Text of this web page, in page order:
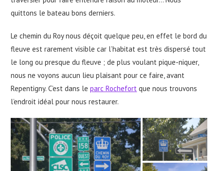
quittons le bateau bons derniers.
Le chemin du Roy nous déçoit quelque peu, en effet le bord du
fleuve est rarement visible car l’habitat est très dispersé tout
le long ou presque du fleuve ; de plus voulant pique-niquer,
nous ne voyons aucun lieu plaisant pour ce faire, avant
Repentigny. C’est dans leparc Rochefort que nous trouvons
l’endroit idéal pour nous restaurer.